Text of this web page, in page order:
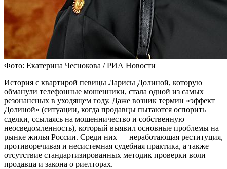
Фото: Екатерина Чеснокова / РИА Новости
История с квартирой певицы Ларисы Долиной, которую
обманули телефонные мошенники, стала одной из самых
резонансных в уходящем году. Даже возник термин «эффект
Долиной» (ситуации, когда продавцы пытаются оспорить
сделки, ссылаясь на мошенничество и собственную
неосведомленность), который выявил основные проблемы на
рынке жилья России. Среди них — неработающая реституция,
противоречивая и несистемная судебная практика, а также
отсутствие стандартизированных методик проверки воли
продавца и закона о риелторах.